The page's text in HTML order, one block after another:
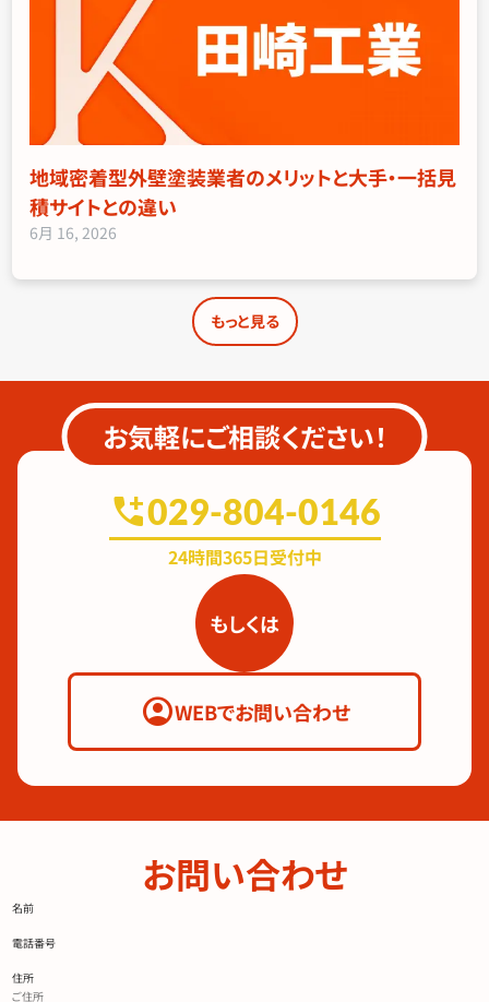
地域密着型外壁塗装業者のメリットと大手・一括見
積サイトとの違い
6月 16, 2026
もっと見る
お気軽にご相談ください！
add_call029-804-0146
24時間365日受付中
もしくは
account_circleWEBでお問い合わせ
CONTACT
お問い合わせ
名前
電話番号
住所